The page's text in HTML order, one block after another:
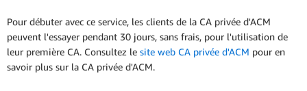
Pour débuter avec ce service, les clients de la CA privée d'ACM
peuvent l'essayer pendant 30 jours, sans frais, pour l'utilisation de
leur première CA. Consultez le site web CA privée d'ACM pour en
savoir plus sur la CA privée d'ACM.